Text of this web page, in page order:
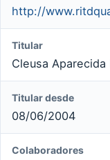
http://
Titular
Cleusa
Titular desde
08/06/2004
Colaboradores